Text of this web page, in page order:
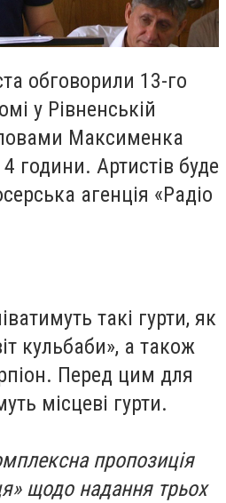
обговорили 13-го
у Рівненській
Максименка
години. Артистів буде
агенція «Радіо
такі гурти, як
кульбаби», а також
Перед цим для
місцеві гурти.
пропозиція
щодо надання трьох